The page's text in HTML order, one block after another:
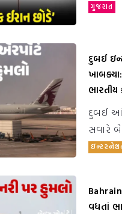
ગુજરાત
દુબઈ
ભારતીય
દુબઈ
સવારે બે
વધતાં